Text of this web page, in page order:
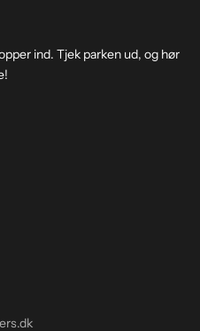
ind. Tjek parken ud, og hør